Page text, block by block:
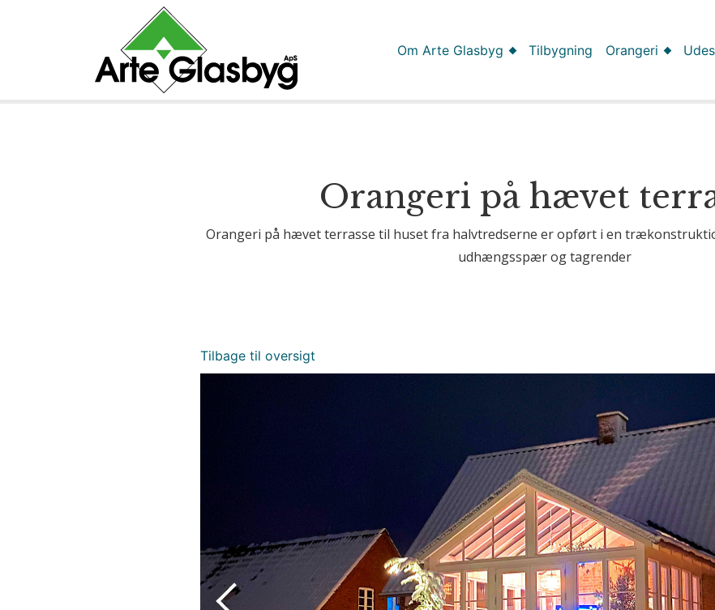
Om Arte Glasbyg Tilbygning Orangeri
Orangeri på hævet
Orangeri på hævet terrasse til huset fra halvtredserne er opført i en
udhængsspær og tagrender
Tilbage til oversigt